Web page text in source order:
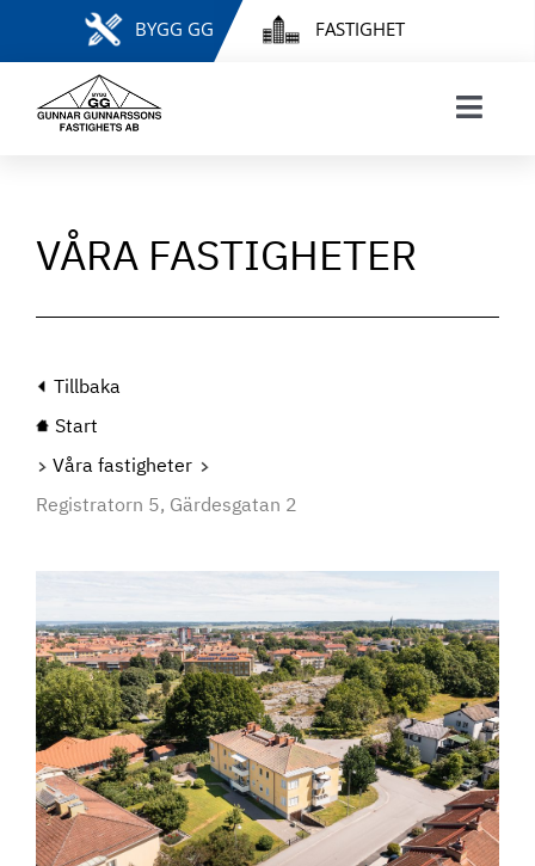
innehållet
BYGG GG FASTIGHET
HYRESGÄSTINFORMATION
LEDIGA LÄGENHETER
KONTAKT
VÅRA FASTIGHETER
Tillbaka
Start
Våra fastigheter
Registratorn 5, Gärdesgatan 2